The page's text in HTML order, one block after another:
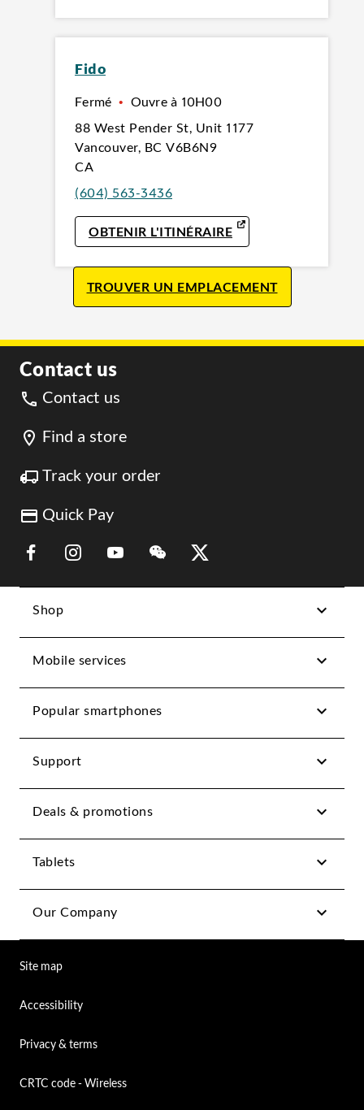
Fido
Fermé • Ouvre à 10H00
88 West Pender St, Unit 1177
Vancouver, BC V6B6N9
CA
(604) 563-3436
OBTENIR L'ITINÉRAIRELINK OPENS IN
TROUVER UN EMPLACEMENT
Contact us
Contact us
Find a store
Track your order
Quick Pay
Link Opens in New Tab
Link Opens in New Tab
Link Opens in New Tab
Link Opens in New Tab
Link Opens in New Tab
Shop
Mobile services
Popular smartphones
Support
Deals & promotions
Tablets
Our Company
Site map
Accessibility
Privacy & terms
CRTC code - Wireless